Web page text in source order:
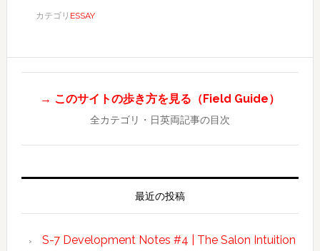
カテゴリ ESSAY
→ このサイトの歩き方を見る（Field Guide）
全カテゴリ・日英両記事の目次
最近の投稿
S-7 Development Notes #4 | The Salon Intuition